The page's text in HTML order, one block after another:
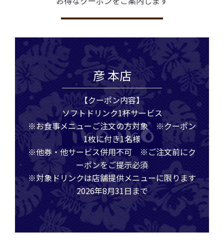
彦 本店
【クーポン内容】
ソフトドリンク1杯サービス
※お食事メニューご注文の方対象 ※クーポン
1枚に付き1名様
※他券・他サービス併用不可 ※ご注文前にク
ーポンをご提示必須
※対象ドリンクは店舗提供メニューに限ります
2026年8月31日まで